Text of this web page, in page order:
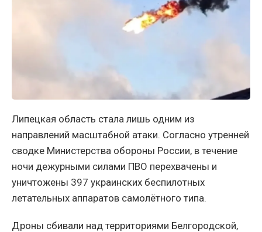
Липецкая область стала лишь одним из
направлений масштабной атаки. Согласно утренней
сводке Министерства обороны России, в течение
ночи дежурными силами ПВО перехвачены и
уничтожены 397 украинских беспилотных
летательных аппаратов самолётного типа.
Дроны сбивали над территориями Белгородской,